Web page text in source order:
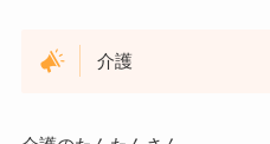
介護